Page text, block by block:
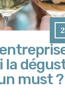
la
must ?